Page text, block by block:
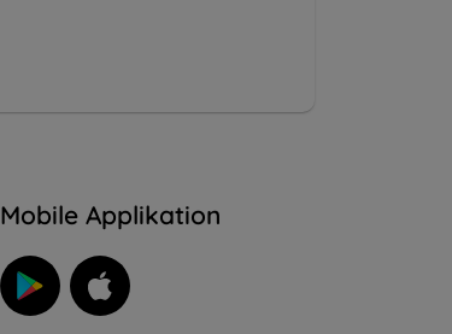
Mobile Applikation